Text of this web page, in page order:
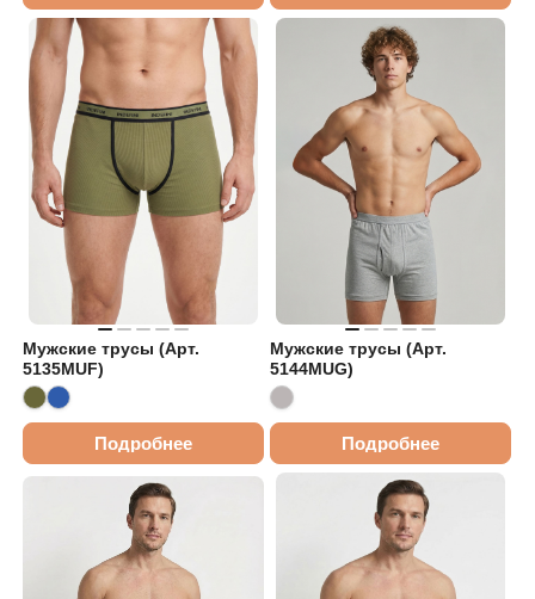
Мужские трусы (Арт.
5135MUF)
Подробнее
Мужские трусы (Арт.
5144MUG)
Подробнее